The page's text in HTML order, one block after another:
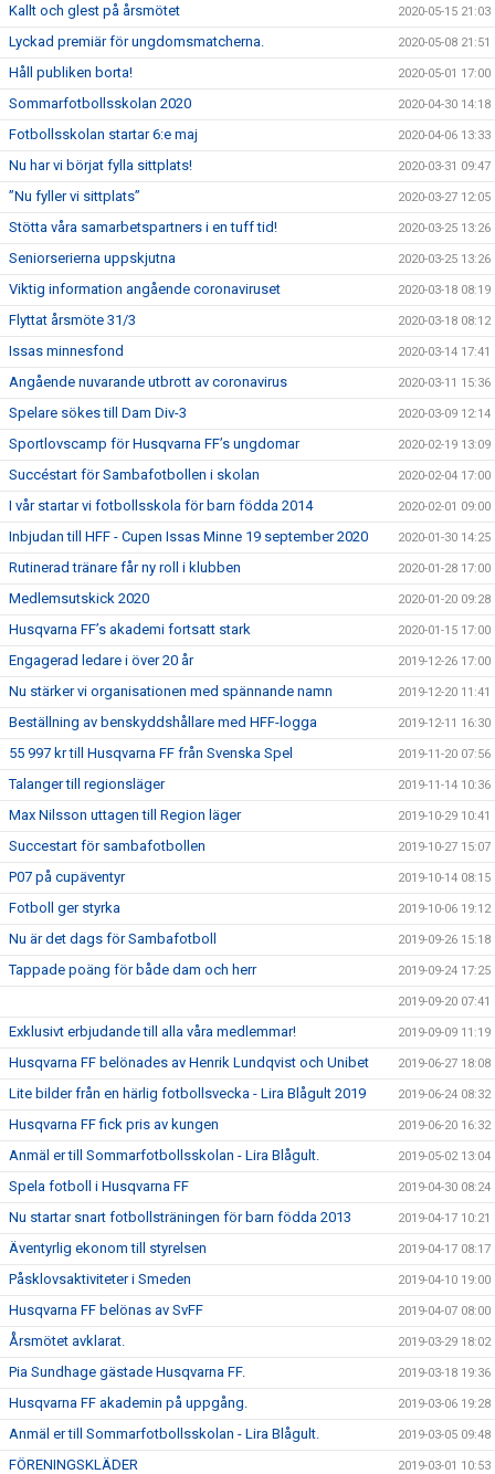
Kallt och glest på årsmötet 2020-05-15 21:03
Lyckad premiär för ungdomsmatcherna. 2020-05-08 21:51
Håll publiken borta! 2020-05-01 17:00
Sommarfotbollsskolan 2020 2020-04-30 14:18
Fotbollsskolan startar 6:e maj 2020-04-06 13:33
Nu har vi börjat fylla sittplats! 2020-03-31 09:47
”Nu fyller vi sittplats” 2020-03-27 12:05
Stötta våra samarbetspartners i en tuff tid! 2020-03-25 13:26
Seniorserierna uppskjutna 2020-03-25 13:26
Viktig information angående coronaviruset 2020-03-18 08:19
Flyttat årsmöte 31/3 2020-03-18 08:12
Issas minnesfond 2020-03-14 17:41
Angående nuvarande utbrott av coronavirus 2020-03-11 15:36
Spelare sökes till Dam Div-3 2020-03-09 12:14
Sportlovscamp för Husqvarna FF’s ungdomar 2020-02-19 13:09
Succéstart för Sambafotbollen i skolan 2020-02-04 17:00
I vår startar vi fotbollsskola för barn födda 2014 2020-02-01 09:00
Inbjudan till HFF - Cupen Issas Minne 19 september 2020 2020-01-30 14:25
Rutinerad tränare får ny roll i klubben 2020-01-28 17:00
Medlemsutskick 2020 2020-01-20 09:28
Husqvarna FF’s akademi fortsatt stark 2020-01-15 17:00
Engagerad ledare i över 20 år 2019-12-26 17:00
Nu stärker vi organisationen med spännande namn 2019-12-20 11:41
Beställning av benskyddshållare med HFF-logga 2019-12-11 16:30
55 997 kr till Husqvarna FF från Svenska Spel 2019-11-20 07:56
Talanger till regionsläger 2019-11-14 10:36
Max Nilsson uttagen till Region läger 2019-10-29 10:41
Succestart för sambafotbollen 2019-10-27 15:07
P07 på cupäventyr 2019-10-14 08:15
Fotboll ger styrka 2019-10-06 19:12
Nu är det dags för Sambafotboll 2019-09-26 15:18
Tappade poäng för både dam och herr 2019-09-24 17:25
2019-09-20 07:41
Exklusivt erbjudande till alla våra medlemmar! 2019-09-09 11:19
Husqvarna FF belönades av Henrik Lundqvist och Unibet 2019-06-27 18:08
Lite bilder från en härlig fotbollsvecka - Lira Blågult 2019 2019-06-24 08:32
Husqvarna FF fick pris av kungen 2019-06-20 16:32
Anmäl er till Sommarfotbollsskolan - Lira Blågult. 2019-05-02 13:04
Spela fotboll i Husqvarna FF 2019-04-30 08:24
Nu startar snart fotbollsträningen för barn födda 2013 2019-04-17 10:21
Äventyrlig ekonom till styrelsen 2019-04-17 08:17
Påsklovsaktiviteter i Smeden 2019-04-10 19:00
Husqvarna FF belönas av SvFF 2019-04-07 08:00
Årsmötet avklarat. 2019-03-29 18:02
Pia Sundhage gästade Husqvarna FF. 2019-03-18 19:36
Husqvarna FF akademin på uppgång. 2019-03-06 19:28
Anmäl er till Sommarfotbollsskolan - Lira Blågult. 2019-03-05 09:48
FÖRENINGSKLÄDER 2019-03-01 10:53